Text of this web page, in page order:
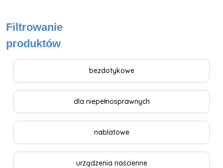
Filtrowanie
produktów
bezdotykowe
dla niepełnosprawnych
nablatowe
urządzenia naścienne